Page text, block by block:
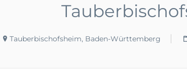
Tauberbischofsheim, Baden-Württemberg